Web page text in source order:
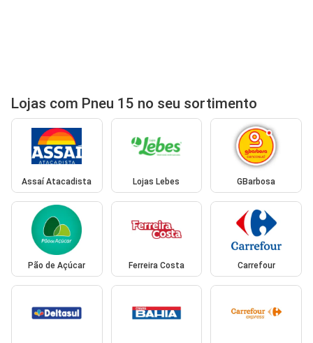
Lojas com Pneu 15 no seu sortimento
Assaí Atacadista Lojas Lebes GBarbosa
Pão de Açúcar Ferreira Costa Carrefour